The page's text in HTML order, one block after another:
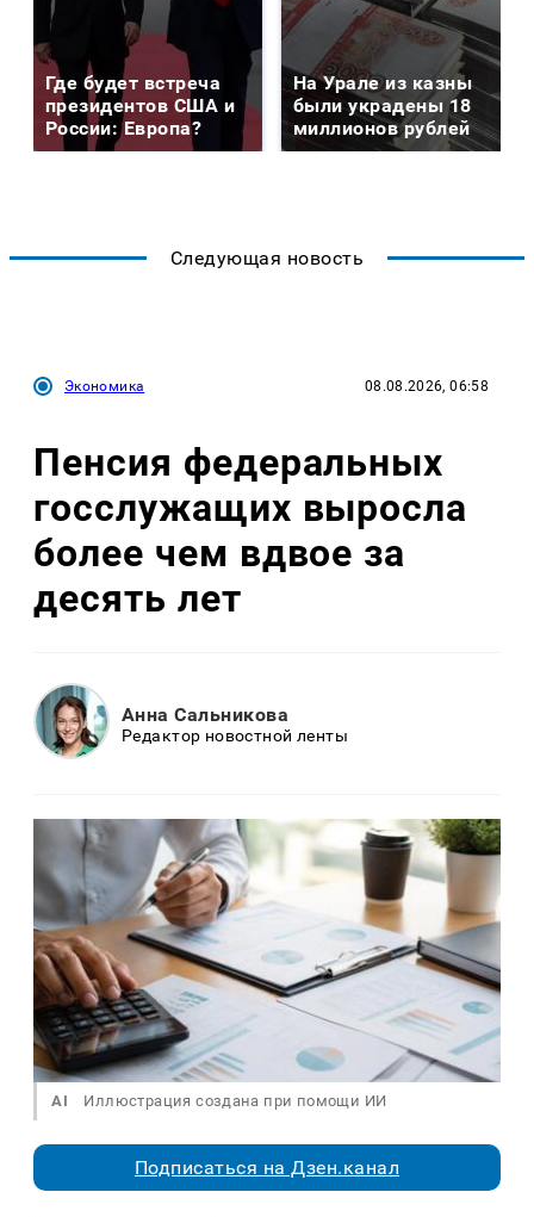
Где будет встреча
президентов США и
России: Европа?
На Урале из казны
были украдены 18
миллионов рублей
Следующая новость
Экономика 08.08.2026, 06:58
Пенсия федеральных
госслужащих выросла
более чем вдвое за
десять лет
Анна Сальникова
Редактор новостной ленты
AI Иллюстрация создана при помощи ИИ
Подписаться на Дзен.канал